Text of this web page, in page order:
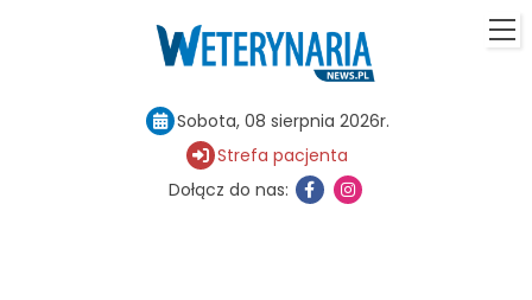
Sobota, 08 sierpnia 2026r.
Strefa pacjenta
Dołącz do nas: